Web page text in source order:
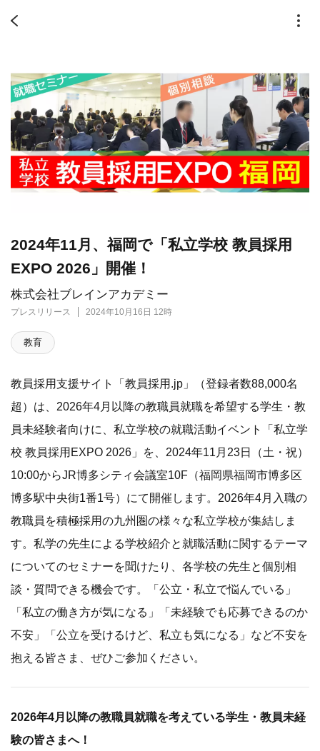
株式会社ブレインアカデミー
プレスリリース 2024年10月16日 12時
2024年11月、福岡で「私立学校 教員採用
EXPO 2026」開催！
教育
教員採用支援サイト「教員採用.jp」（登録者数88,000名
超）は、2026年4月以降の教職員就職を希望する学生・教
員未経験者向けに、私立学校の就職活動イベント「私立学
校 教員採用EXPO 2026」を、2024年11月23日（土・祝）
10:00からJR博多シティ会議室10F（福岡県福岡市博多区
博多駅中央街1番1号）にて開催します。2026年4月入職の
教職員を積極採用の九州圏の様々な私立学校が集結しま
す。私学の先生による学校紹介と就職活動に関するテーマ
についてのセミナーを聞けたり、各学校の先生と個別相
談・質問できる機会です。「公立・私立で悩んでいる」
「私立の働き方が気になる」「未経験でも応募できるのか
不安」「公立を受けるけど、私立も気になる」など不安を
抱える皆さま、ぜひご参加ください。
2026年4月以降の教職員就職を考えている学生・教員未経
験の皆さまへ！